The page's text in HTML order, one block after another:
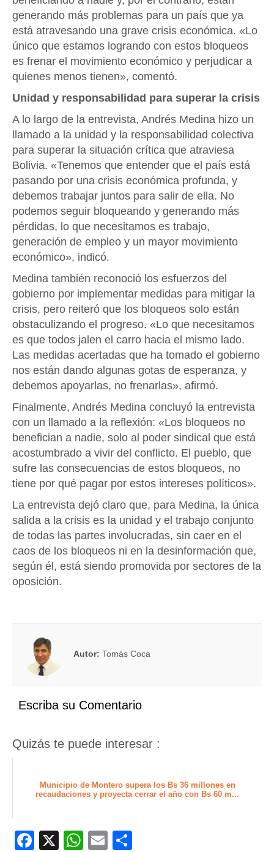
generando más problemas para un país que ya
está atravesando una grave crisis económica. «Lo
único que estamos logrando con estos bloqueos
es frenar el movimiento económico y perjudicar a
quienes menos tienen», comentó.
Unidad y responsabilidad para superar la crisis
A lo largo de la entrevista, Andrés Medina hizo un
llamado a la unidad y la responsabilidad colectiva
para superar la situación crítica que atraviesa
Bolivia. «Tenemos que entender que el país está
pasando por una crisis económica profunda, y
debemos trabajar juntos para salir de ella. No
podemos seguir bloqueando y generando más
pérdidas, lo que necesitamos es trabajo,
generación de empleo y un mayor movimiento
económico», indicó.
Medina también reconoció los esfuerzos del
gobierno por implementar medidas para mitigar la
crisis, pero reiteró que los bloqueos solo están
obstaculizando el progreso. «Lo que necesitamos
es que todos jalen el carro hacia el mismo lado.
Las medidas acertadas que ha tomado el gobierno
nos están dando algunas gotas de esperanza, y
debemos apoyarlas, no frenarlas», afirmó.
Finalmente, Andrés Medina concluyó la entrevista
con un llamado a la reflexión: «Los bloqueos no
benefician a nadie, solo al poder sindical que está
acostumbrado a vivir del conflicto. El pueblo, que
sufre las consecuencias de estos bloqueos, no
tiene por qué pagar por estos intereses políticos».
La entrevista dejó claro que, para Medina, la única
salida a la crisis es la unidad y el trabajo conjunto
de todas las partes involucradas, sin caer en el
caos de los bloqueos ni en la desinformación que,
según él, está siendo promovida por sectores de la
oposición.
Autor: Tomás Coca
Escriba su Comentario
Quizás te puede interesar :
Municipio de Montero supera los Bs 36 millones en
recaudaciones y proyecta cerrar el año con Bs 60 m...
Facebook
X WhatsApp
Email